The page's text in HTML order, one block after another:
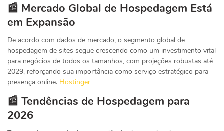
📰 Mercado Global de Hospedagem Está
em Expansão
De acordo com dados de mercado, o segmento global de
hospedagem de sites segue crescendo como um investimento vital
para negócios de todos os tamanhos, com projeções robustas até
2029, reforçando sua importância como serviço estratégico para
presença online. Hostinger
📰 Tendências de Hospedagem para
2026